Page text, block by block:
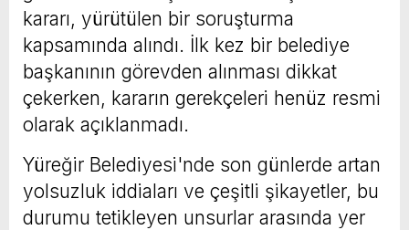
kararı, yürütülen bir soruşturma
kapsamında alındı. İlk kez bir belediye
başkanının görevden alınması dikkat
çekerken, kararın gerekçeleri henüz resmi
olarak açıklanmadı.
Yüreğir Belediyesi'nde son günlerde artan
yolsuzluk iddiaları ve çeşitli şikayetler, bu
durumu tetikleyen unsurlar arasında yer